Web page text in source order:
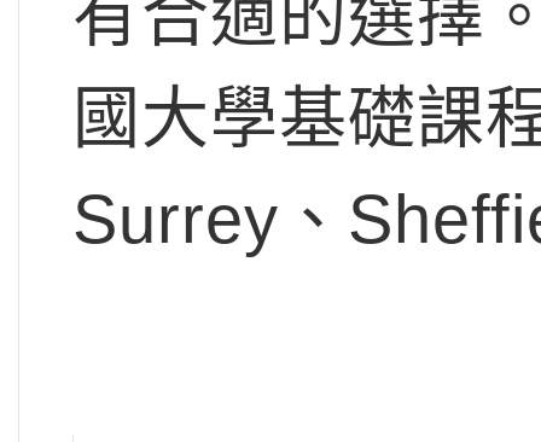
有合適的選擇
國大學基礎課
Surrey、